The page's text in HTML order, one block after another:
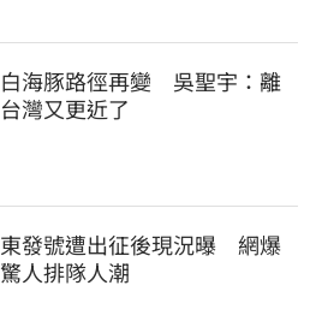
白海豚路徑再變　吳聖宇：離
台灣又更近了
東發號遭出征後現況曝　網爆
驚人排隊人潮